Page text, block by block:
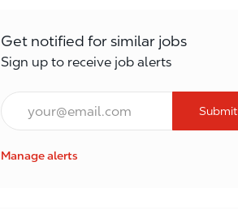
Get notified for similar jobs
Sign up to receive job alerts
Email*
Submit
Manage alerts